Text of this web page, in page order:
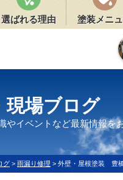
選ばれる理由 塗装メニ
現場ブログ
やイベントなど最新情報を
グ > 雨漏り修理 > 外壁・屋根塗装 豊